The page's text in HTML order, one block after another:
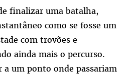
finalizar uma batalha,
como se fosse um
com trovões e
ainda mais o percurso.
a um ponto onde passariam